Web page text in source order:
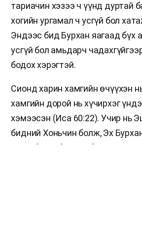
тариачин хэзээ ч үүнд дуртай
хогийн ургамал ч усгүй бол
Эндээс бид Бурхан яагаад бүх
усгүй бол амьдарч
бодох хэрэгтэй.
Сионд харин хамгийн өчүүхэн
хамгийн дорой нь хүчирхэг
хэмээсэн (Иса 60:22). Учир нь
бидний Хоньчин болж, Эх
усны булаг болоод бидэнтэй